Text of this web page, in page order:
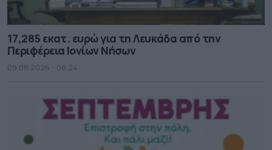
17,285 εκατ. ευρώ για τη Λευκάδα από την
Περιφέρεια Ιονίων Νήσων
09.08.2026 - 08.24